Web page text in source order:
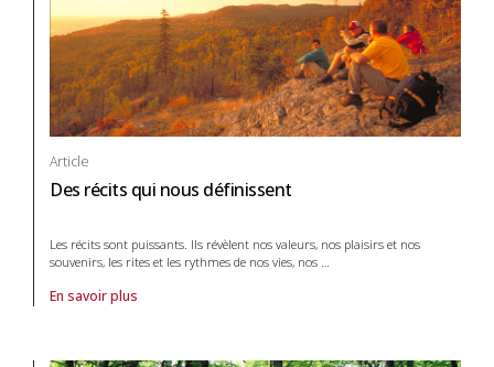
Article
Des récits qui nous définissent
Les récits sont puissants. Ils révèlent nos valeurs, nos plaisirs et nos
souvenirs, les rites et les rythmes de nos vies, nos …
En savoir plus
À propos de article Des récits qui nous définissent